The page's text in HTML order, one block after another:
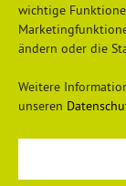
wichtige
ändern oder die
Weitere
unseren